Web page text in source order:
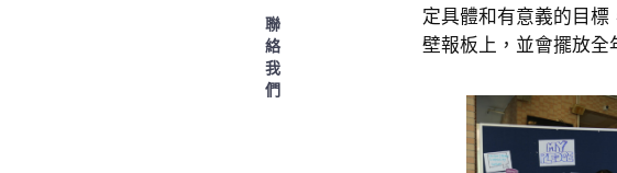
聯
絡
我
們
定具體和有意義的目
壁報板上，並會擺放全